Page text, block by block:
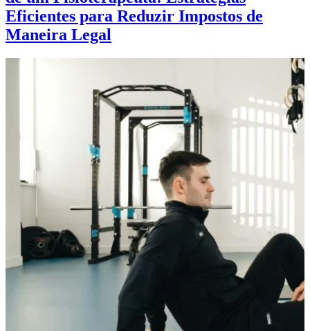
Eficientes para Reduzir Impostos de
Maneira Legal